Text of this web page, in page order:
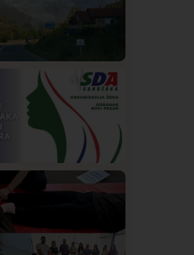
do Ušća, brda u
na terenu
170
SDA Sandžaka osudila
o Anisi Fetahović i Adeli